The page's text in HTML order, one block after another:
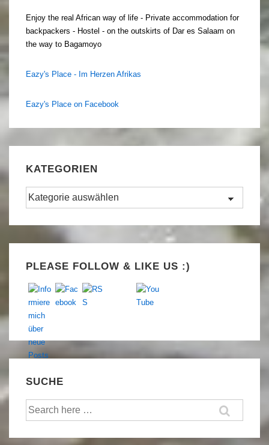
Enjoy the real African way of life - Private accommodation for
backpackers - Hostel - on the outskirts of Dar es Salaam on
the way to Bagamoyo
Eazy's Place - Im Herzen Afrikas
Eazy's Place on Facebook
KATEGORIEN
Kategorien
PLEASE FOLLOW & LIKE US :)
SUCHE
Suche